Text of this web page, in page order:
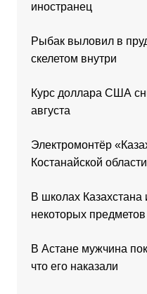
иностранец
Рыбак выловил в
скелетом внутри
Курс доллара США
августа
Электромонтёр
Костанайской области
В школах
некоторых предметов
В Астане мужчина
что его наказали